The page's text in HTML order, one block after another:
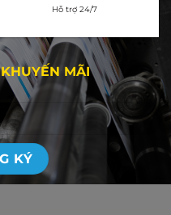
Hỗ trợ 24/7
MÃI